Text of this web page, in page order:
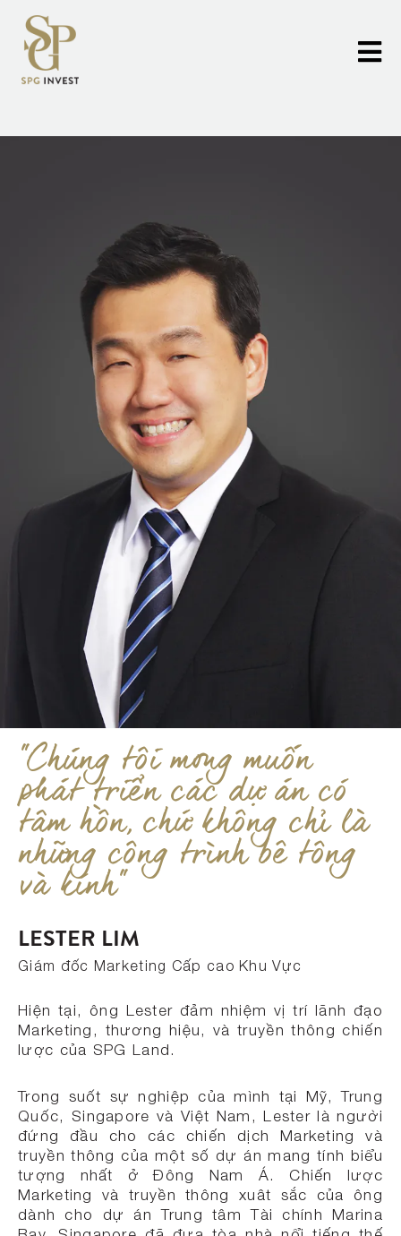
"Chúng tôi mong muốn
phát triển các dự án có
tâm hồn, chứ không chỉ là
những công trình bê tông
và kính"
LESTER LIM
Giám đốc Marketing Cấp cao Khu Vực
Hiện tại, ông Lester đảm nhiệm vị trí lãnh đạo
Marketing, thương hiệu, và truyền thông chiến
lược của SPG Land.
Trong suốt sự nghiệp của mình tại Mỹ, Trung
Quốc, Singapore và Việt Nam, Lester là người
đứng đầu cho các chiến dịch Marketing và
truyền thông của một số dự án mang tính biểu
tượng nhất ở Đông Nam Á. Chiến lược
Marketing và truyền thông xuât sắc của ông
dành cho dự án Trung tâm Tài chính Marina